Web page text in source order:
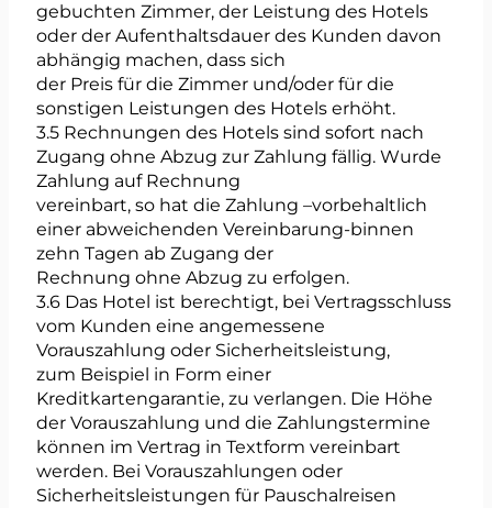
gebuchten Zimmer, der Leistung des Hotels
oder der Aufenthaltsdauer des Kunden davon
abhängig machen, dass sich
der Preis für die Zimmer und/oder für die
sonstigen Leistungen des Hotels erhöht.
3.5 Rechnungen des Hotels sind sofort nach
Zugang ohne Abzug zur Zahlung fällig. Wurde
Zahlung auf Rechnung
vereinbart, so hat die Zahlung –vorbehaltlich
einer abweichenden Vereinbarung-binnen
zehn Tagen ab Zugang der
Rechnung ohne Abzug zu erfolgen.
3.6 Das Hotel ist berechtigt, bei Vertragsschluss
vom Kunden eine angemessene
Vorauszahlung oder Sicherheitsleistung,
zum Beispiel in Form einer
Kreditkartengarantie, zu verlangen. Die Höhe
der Vorauszahlung und die Zahlungstermine
können im Vertrag in Textform vereinbart
werden. Bei Vorauszahlungen oder
Sicherheitsleistungen für Pauschalreisen